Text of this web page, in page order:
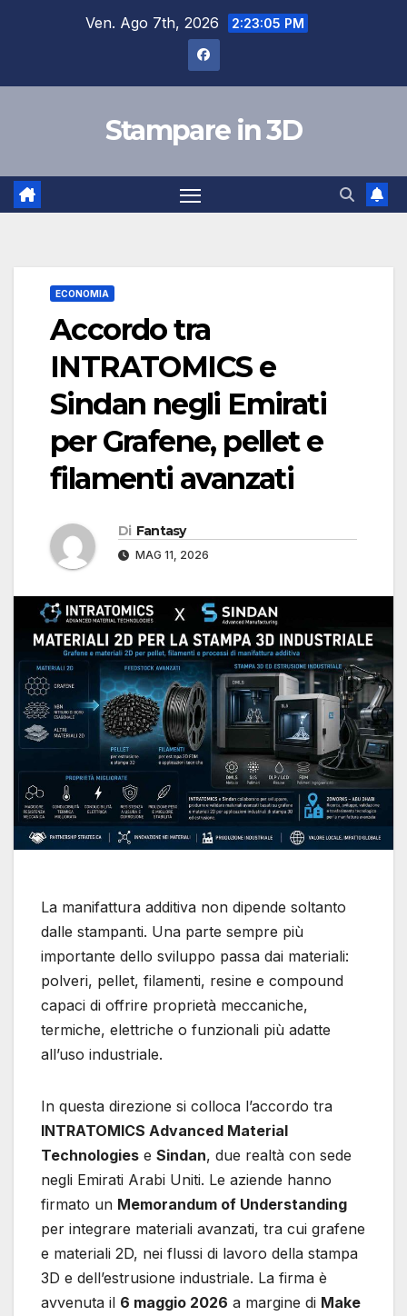
Ven. Ago 7th, 2026 2:23:06 PM
Stampare in 3D
ECONOMIA
Accordo tra
INTRATOMICS e
Sindan negli Emirati
per Grafene, pellet e
filamenti avanzati
Di Fantasy
MAG 11, 2026
La manifattura additiva non dipende soltanto
dalle stampanti. Una parte sempre più
importante dello sviluppo passa dai materiali:
polveri, pellet, filamenti, resine e compound
capaci di offrire proprietà meccaniche,
termiche, elettriche o funzionali più adatte
all’uso industriale.
In questa direzione si colloca l’accordo tra
INTRATOMICS Advanced Material
Technologies e Sindan, due realtà con sede
negli Emirati Arabi Uniti. Le aziende hanno
firmato un Memorandum of Understanding
per integrare materiali avanzati, tra cui grafene
e materiali 2D, nei flussi di lavoro della stampa
3D e dell’estrusione industriale. La firma è
avvenuta il 6 maggio 2026 a margine di Make